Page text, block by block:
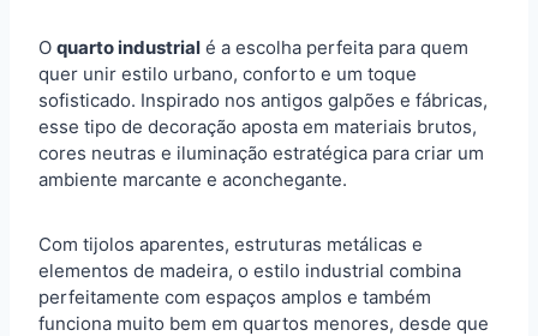
O quarto industrial é a escolha perfeita para quem
quer unir estilo urbano, conforto e um toque
sofisticado. Inspirado nos antigos galpões e fábricas,
esse tipo de decoração aposta em materiais brutos,
cores neutras e iluminação estratégica para criar um
ambiente marcante e aconchegante.
Com tijolos aparentes, estruturas metálicas e
elementos de madeira, o estilo industrial combina
perfeitamente com espaços amplos e também
funciona muito bem em quartos menores, desde que